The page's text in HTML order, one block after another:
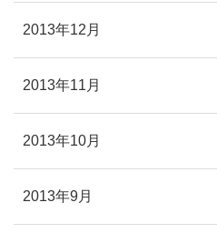
2013年12月
2013年11月
2013年10月
2013年9月